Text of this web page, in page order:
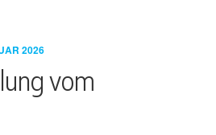
2026
vom